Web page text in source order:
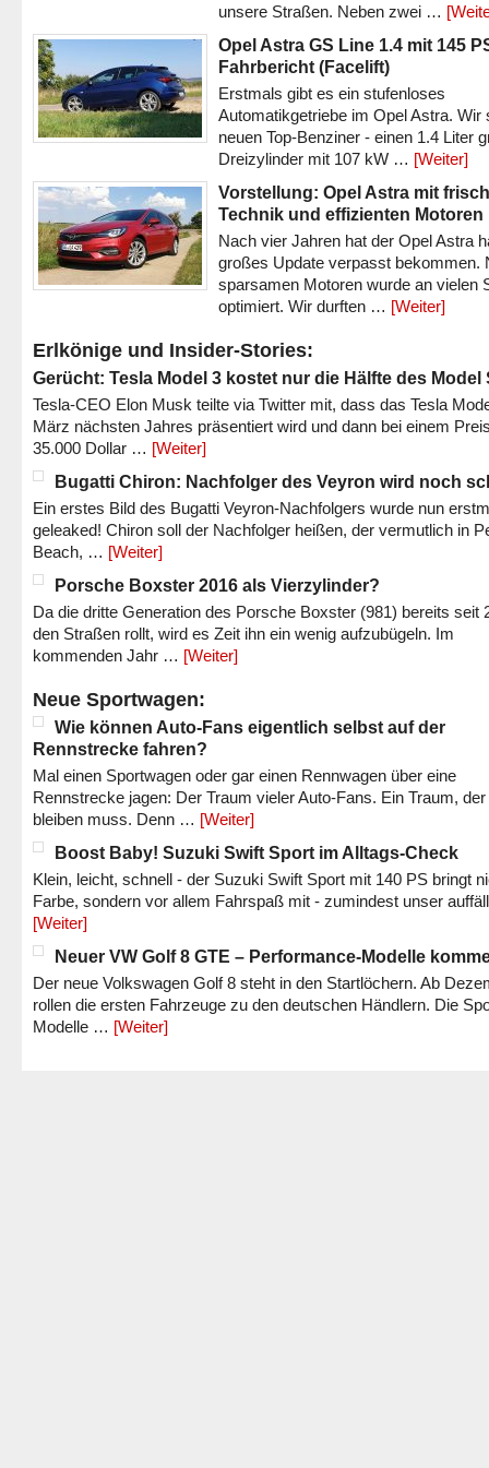
unsere Straßen. Neben zwei …
Opel Astra GS Line 1.4 mit 145
Fahrbericht (Facelift)
Erstmals gibt es ein stufenloses
Automatikgetriebe im Opel Astra. Wir
neuen Top-Benziner - einen 1.4 Liter
Dreizylinder mit 107 kW … [Weiter]
Vorstellung: Opel Astra mit
Technik und effizienten Motoren
Nach vier Jahren hat der Opel Astra
großes Update verpasst bekommen.
sparsamen Motoren wurde an vielen
optimiert. Wir durften … [Weiter]
Erlkönige und Insider-Stories:
Gerücht: Tesla Model 3 kostet nur die Hälfte des Model
Tesla-CEO Elon Musk teilte via Twitter mit, dass das Tesla
März nächsten Jahres präsentiert wird und dann bei einem
35.000 Dollar … [Weiter]
Bugatti Chiron: Nachfolger des Veyron wird noch
Ein erstes Bild des Bugatti Veyron-Nachfolgers wurde nun
geleaked! Chiron soll der Nachfolger heißen, der vermutlich in
Beach, … [Weiter]
Porsche Boxster 2016 als Vierzylinder?
Da die dritte Generation des Porsche Boxster (981) bereits seit
den Straßen rollt, wird es Zeit ihn ein wenig aufzubügeln. Im
kommenden Jahr … [Weiter]
Neue Sportwagen:
Wie können Auto-Fans eigentlich selbst auf der
Rennstrecke fahren?
Mal einen Sportwagen oder gar einen Rennwagen über eine
Rennstrecke jagen: Der Traum vieler Auto-Fans. Ein Traum,
bleiben muss. Denn … [Weiter]
Boost Baby! Suzuki Swift Sport im Alltags-Check
Klein, leicht, schnell - der Suzuki Swift Sport mit 140 PS bringt
Farbe, sondern vor allem Fahrspaß mit - zumindest unser
[Weiter]
Neuer VW Golf 8 GTE – Performance-Modelle
Der neue Volkswagen Golf 8 steht in den Startlöchern. Ab
rollen die ersten Fahrzeuge zu den deutschen Händlern. Die
Modelle … [Weiter]